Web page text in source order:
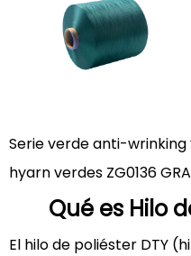
hilo
2
Comprensión
poliéster
Serie verde anti-
hyarn verdes ZG0136
Qué es Hilo
El hilo de poliéster DTY